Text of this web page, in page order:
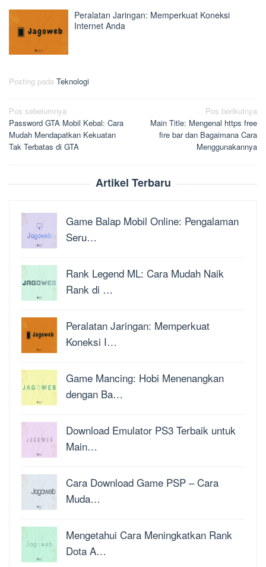
Peralatan Jaringan: Memperkuat Koneksi
Internet Anda
Posting pada Teknologi
Navigasi
pos
Pos sebelumnya
Password GTA Mobil Kebal: Cara
Mudah Mendapatkan Kekuatan
Tak Terbatas di GTA
Pos berikutnya
Main Title: Mengenal https free
fire bar dan Bagaimana Cara
Menggunakannya
Artikel Terbaru
Game Balap Mobil Online: Pengalaman
Seru…
Rank Legend ML: Cara Mudah Naik
Rank di …
Peralatan Jaringan: Memperkuat
Koneksi I…
Game Mancing: Hobi Menenangkan
dengan Ba…
Download Emulator PS3 Terbaik untuk
Main…
Cara Download Game PSP – Cara
Muda…
Mengetahui Cara Meningkatkan Rank
Dota A…